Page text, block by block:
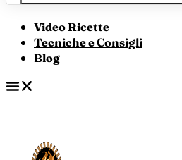
Video Ricette
Tecniche e Consigli
Blog